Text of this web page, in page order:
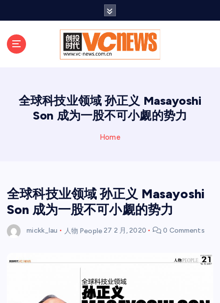
全球科技业领域 孙正义 Masayoshi
Son 成为一股不可小觑的势力
Home
全球科技业领域 孙正义 Masayoshi
Son 成为一股不可小觑的势力
mickk_lau 人物 People 27 2 月, 2020 0 Comments